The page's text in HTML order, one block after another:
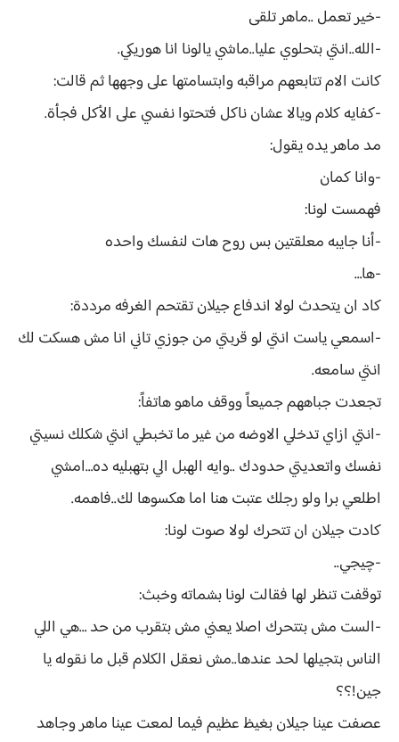
-خير تعمل ..ماهر تلقى
-الله..انتي بتحلوي عليا..ماشي يالونا انا هوريكي.
كانت الام تتابعهم مراقبه وابتسامتها على وجهها ثم قالت:
-كفايه كلام ويالا عشان ناكل فتحتوا نفسي على الأكل فجأة.
مد ماهر يده يقول:
-وانا كمان
فهمست لونا:
-أنا جايبه معلقتين بس روح هات لنفسك واحده
-ها…
كاد ان يتحدث لولا اندفاع جيلان تقتحم الغرفه مرددة:
-اسمعي ياست انتي لو قربتي من جوزي تاني انا مش هسكت لك
انتي سامعه.
تجعدت جباههم جميعاً ووقف ماهو هاتفاً:
-انتي ازاي تدخلي الاوضه من غير ما تخبطي انتي شكلك نسيتي
نفسك واتعديتي حدودك ..وايه الهبل الي بتهبليه ده…امشي
اطلعي برا ولو رجلك عتبت هنا اما هكسوها لك..فاهمه.
كادت جيلان ان تتحرك لولا صوت لونا:
-چيجي..
توقفت تنظر لها فقالت لونا بشماته وخبث:
-الست مش بتتحرك اصلا يعني مش بتقرب من حد …هي اللي
الناس بتجيلها لحد عندها..مش نعقل الكلام قبل ما نقوله يا
جين!؟؟
عصفت عينا جيلان بغيظ عظيم فيما لمعت عينا ماهر وجاهد